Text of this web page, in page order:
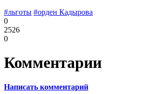
#льготы #орден Кадырова
0
2526
0
Комментарии
Написать комментарий